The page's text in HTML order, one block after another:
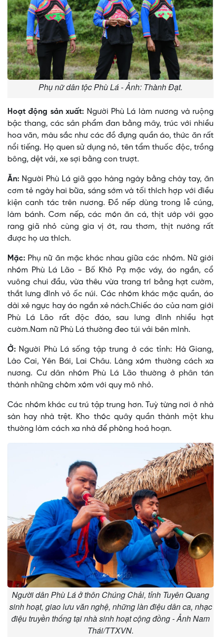
Phụ nữ dân tộc Phù Lá - Ảnh: Thành Đạt.
Hoạt động sản xuất: Người Phù Lá làm nương và ruộng
bậc thang, các sản phẩm đan bằng mây, trúc với nhiều
hoa văn, màu sắc như các đồ đựng quần áo, thức ăn rất
nổi tiếng. Họ quen sử dụng nỏ, tên tẩm thuốc độc, trồng
bông, dệt vải, xe sợi bằng con trượt.
Ăn: Người Phù Lá giã gạo hàng ngày bằng chày tay, ăn
cơm tẻ ngày hai bữa, sáng sớm và tối thích hợp với điều
kiện canh tác trên nương. Ðồ nếp dùng trong lễ cúng,
làm bánh. Cơm nếp, các món ăn cá, thịt ướp với gạo
rang giã nhỏ cùng gia vị ớt, rau thơm, thịt nướng rất
được họ ưa thích.
Mặc: Phụ nữ ăn mặc khác nhau giữa các nhóm. Nữ giới
nhóm Phù Lá Lão - Bố Khô Pạ mặc váy, áo ngắn, cổ
vuông chui đầu, vừa thêu vừa trang trí bằng hạt cườm,
thắt lưng đính vỏ ốc núi. Các nhóm khác mặc quần, áo
dài xẻ ngực hay áo ngắn xẻ nách.Chiếc áo của nam giới
Phù Lá Lão rất độc đáo, sau lưng đính nhiều hạt
cườm.Nam nữ Phù Lá thường đeo túi vải bên mình.
Ở: Người Phù Lá sống tập trung ở các tỉnh: Hà Giang,
Lào Cai, Yên Bái, Lai Châu. Làng xóm thường cách xa
nương. Cư dân nhóm Phù Lá Lão thường ở phân tán
thành những chòm xóm với quy mô nhỏ.
Các nhóm khác cư trú tập trung hơn. Tuỳ từng nơi ở nhà
sàn hay nhà trệt. Kho thóc quây quần thành một khu
thường làm cách xa nhà để phòng hoả hoạn.
Người dân Phù Lá ở thôn Chúng Chải, tỉnh Tuyên Quang
sinh hoạt, giao lưu văn nghệ, những làn điệu dân ca, nhạc
điệu truyền thống tại nhà sinh hoạt cộng đồng - Ảnh Nam
Thái/TTXVN.